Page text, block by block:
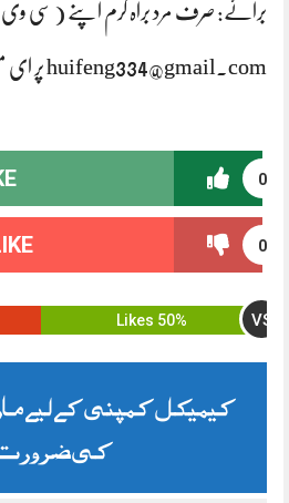
برائے: صرف مرد براہ کرم اپنے ( سی وی
huifeng334@gmail.com پر ای میل کریں۔
0
0
50% Likes VS
کیمیکل کمپنی کے لیے
کی ضرورت